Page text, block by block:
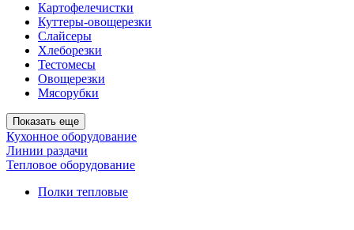
Картофелечистки
Куттеры-овощерезки
Слайсеры
Хлеборезки
Тестомесы
Овощерезки
Мясорубки
Показать еще
Кухонное оборудование
Линии раздачи
Тепловое оборудование
Полки тепловые